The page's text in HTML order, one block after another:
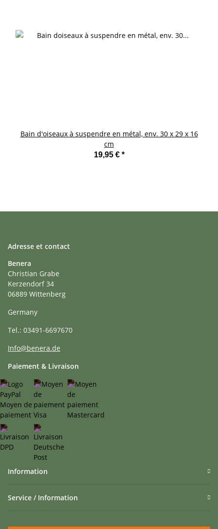
Bain d'oiseaux à suspendre en métal, env. 30 x 29 x 16
cm
19,95 € *
Adresse et contact
Benera
Christian Grabe
Kerzendorf 34
06889 Wittenberg
Germany
Tel.: 03491-6697670
Info@benera.de
Paiement & Livraison
Information
Service / Information